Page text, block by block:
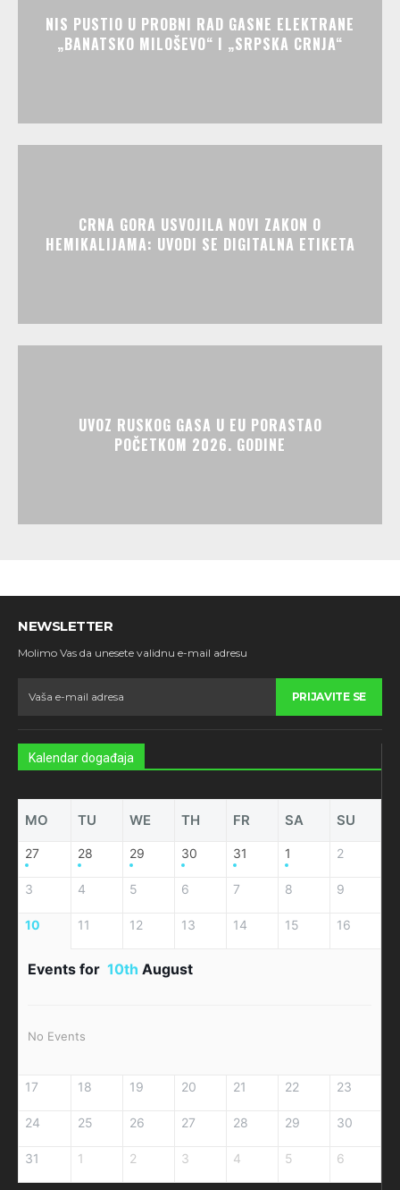
NIS PUSTIO U PROBNI RAD GASNE ELEKTRANE
„BANATSKO MILOŠEVO“ I „SRPSKA CRNJA“
CRNA GORA USVOJILA NOVI ZAKON O
HEMIKALIJAMA: UVODI SE DIGITALNA ETIKETA
UVOZ RUSKOG GASA U EU PORASTAO
POČETKOM 2026. GODINE
NEWSLETTER
Molimo Vas da unesete validnu e-mail adresu
PRIJAVITE SE
Kalendar događaja
MO TU WE TH FR SA SU
27 28 29 30 31 1 2
3 4 5 6 7 8 9
10 11 12 13 14 15 16
Events for 10th August
No Events
17 18 19 20 21 22 23
24 25 26 27 28 29 30
31 1 2 3 4 5 6